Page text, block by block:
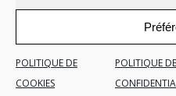
POLITIQUE DE
COOKIES
POLITIQUE DE
DROITS RÉSERVÉS